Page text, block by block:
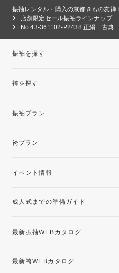
振袖レンタル・購入の京都きもの友禅
店舗限定セール振袖ラインナップ
No.43-361102-P2438 正絹 古典
振袖を探す
袴を探す
振袖プラン
レンタルプラン
袴プラン
卒業袴レンタルプラン
イベント情報
成人式までの準備ガイド
最新振袖WEBカタログ
最新袴WEBカタログ